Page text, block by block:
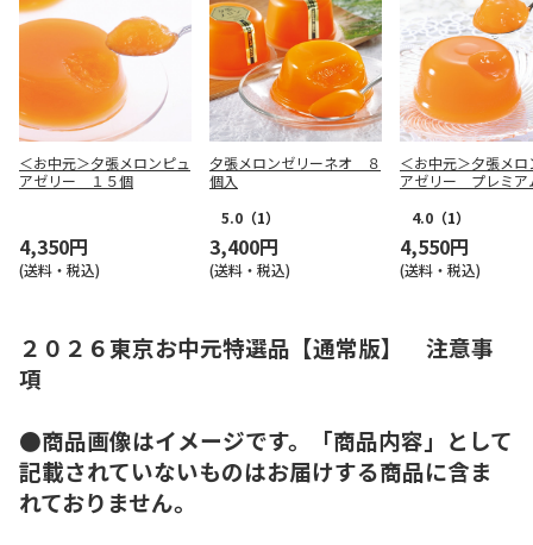
＜お中元＞夕張メロンピュ
アゼリー １５個
4,350円
(送料・税込)
夕張メロンゼリーネオ ８
個入
5.0 （1）
3,400円
(送料・税込)
＜お中元＞夕張メロ
アゼリー プレミ
4.0 （1）
4,550円
(送料・税込)
２０２６東京お中元特選品【通常版】 注意事
項
●商品画像はイメージです。「商品内容」として
記載されていないものはお届けする商品に含ま
れておりません。